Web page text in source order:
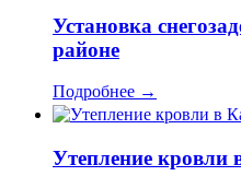
Установка
районе
Подробнее →
Утепление кровли